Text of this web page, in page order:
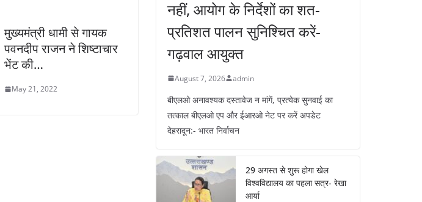
मुख्यमंत्री धामी से गायक
पवनदीप राजन ने शिष्टाचार
भेंट की…
May 21, 2022
नहीं, आयोग के निर्देशों का शत-
प्रतिशत पालन सुनिश्चित करें-
गढ़वाल आयुक्त
August 7, 2026 admin
बीएलओ अनावश्यक दस्तावेज न मांगें, प्रत्येक सुनवाई का
तत्काल बीएलओ एप और ईआरओ नेट पर करें अपडेट
देहरादून:- भारत निर्वाचन
29 अगस्त से शुरू होगा खेल
विश्वविद्यालय का पहला सत्र- रेखा
आर्या